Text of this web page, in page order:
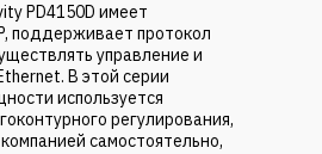
PD4150D имеет
поддерживает протокол
управление и
В этой серии
используется
регулирования,
самостоятельно,